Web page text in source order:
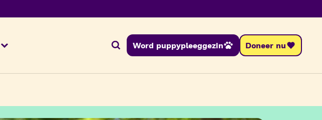
ZoekenWord puppypleeggezin Doneer nu